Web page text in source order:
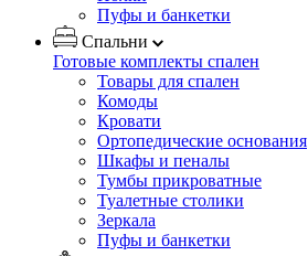
Пуфы и банкетки
Спальни
Готовые комплекты спален
Товары для спален
Комоды
Кровати
Ортопедические основания
Шкафы и пеналы
Тумбы прикроватные
Туалетные столики
Зеркала
Пуфы и банкетки